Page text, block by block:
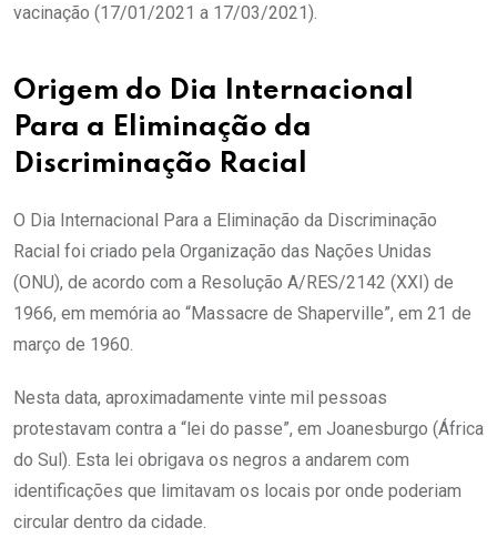
vacinação (17/01/2021 a 17/03/2021).
Origem do Dia Internacional
Para a Eliminação da
Discriminação Racial
O Dia Internacional Para a Eliminação da Discriminação
Racial foi criado pela Organização das Nações Unidas
(ONU), de acordo com a Resolução A/RES/2142 (XXI) de
1966, em memória ao “Massacre de Shaperville”, em 21 de
março de 1960.
Nesta data, aproximadamente vinte mil pessoas
protestavam contra a “lei do passe”, em Joanesburgo (África
do Sul). Esta lei obrigava os negros a andarem com
identificações que limitavam os locais por onde poderiam
circular dentro da cidade.